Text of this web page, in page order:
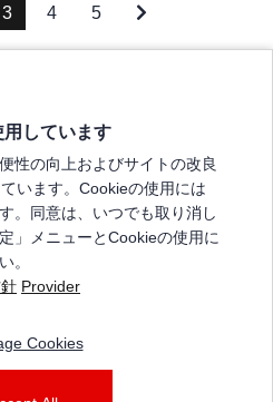
3 4 5
しています
性の向上およびサイトの改良
います。Cookieの使用には
。同意は、いつでも取り消し
」メニューとCookieの使用に
。
Provider
Cookies